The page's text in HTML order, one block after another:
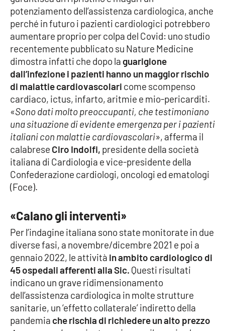
Parchi Marini Calabria
Leggendo Alvaro insieme
Imprese Di Calabria
Le perfidie di Antonella Grippo
Venti di comunicazione
STREAMING
LaC TV
LaC Network
LaC OnAir
EDIZIONI
LOCALI
Catanzaro
Crotone
potenziamento dell’assistenza cardiologica, anche
perché in futuro i pazienti cardiologici potrebbero
aumentare proprio per colpa del Covid: uno studio
recentemente pubblicato su Nature Medicine
dimostra infatti che dopo la guarigione
dall’infezione i pazienti hanno un maggior rischio
di malattie cardiovascolari come scompenso
cardiaco, ictus, infarto, aritmie e mio-pericarditi.
«Sono dati molto preoccupanti, che testimoniano
una situazione di evidente emergenza per i pazienti
italiani con malattie cardiovascolari», afferma il
calabrese Ciro Indolfi, presidente della società
italiana di Cardiologia e vice-presidente della
Confederazione cardiologi, oncologi ed ematologi
(Foce).
«Calano gli interventi»
Per l’indagine italiana sono state monitorate in due
diverse fasi, a novembre/dicembre 2021 e poi a
gennaio 2022, le attività in ambito cardiologico di
45 ospedali afferenti alla Sic. Questi risultati
indicano un grave ridimensionamento
dell’assistenza cardiologica in molte strutture
sanitarie, un ‘effetto collaterale’ indiretto della
pandemia che rischia di richiedere un alto prezzo